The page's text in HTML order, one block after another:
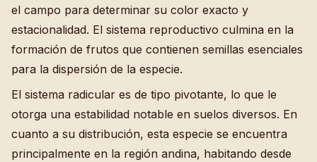
el campo para determinar su color exacto y
estacionalidad. El sistema reproductivo culmina en la
formación de frutos que contienen semillas esenciales
para la dispersión de la especie.
El sistema radicular es de tipo pivotante, lo que le
otorga una estabilidad notable en suelos diversos. En
cuanto a su distribución, esta especie se encuentra
principalmente en la región andina, habitando desde